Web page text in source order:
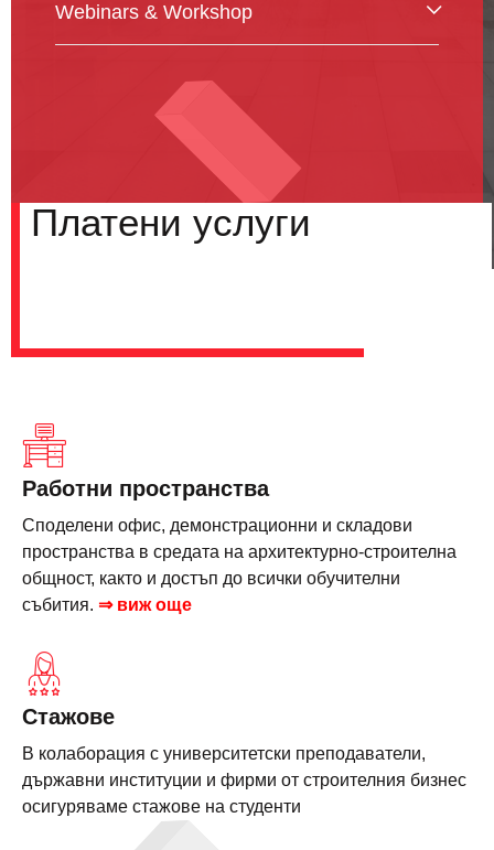
Webinars & Workshop
Платени услуги
Работни пространства
Споделени офис, демонстрационни и складови
пространства в средата на архитектурно-строителна
общност, както и достъп до всички обучителни
събития. ⇒ виж още
Стажове
В колаборация с университетски преподаватели,
държавни институции и фирми от строителния бизнес
осигуряваме стажове на студенти